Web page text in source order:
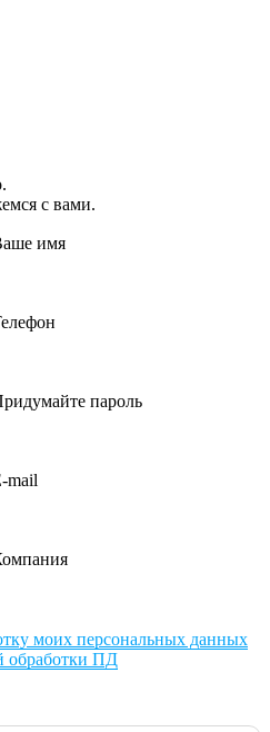
с вами.
имя
пароль
mail
моих персональных данных
обработки ПД